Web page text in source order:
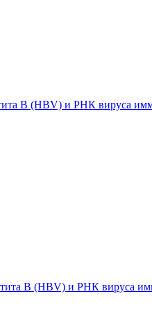
B (HBV) и РНК вируса
B (HBV) и РНК вируса